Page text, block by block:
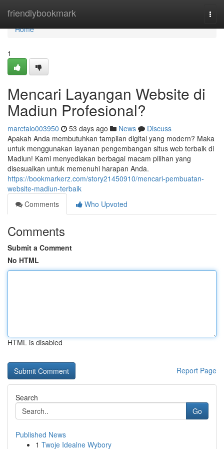
friendlybookmark
Home
Home
1
Mencari Layangan Website di
Madiun Profesional?
marctalo003950 53 days ago News
Discuss
Apakah Anda membutuhkan tampilan digital yang modern? Maka
untuk menggunakan layanan pengembangan situs web terbaik di
Madiun! Kami menyediakan berbagai macam pilihan yang
disesuaikan untuk memenuhi harapan Anda.
https://bookmarkerz.com/story21450910/mencari-pembuatan-
website-madiun-terbaik
Comments
Who Upvoted
Comments
Submit a Comment
No HTML
HTML is disabled
Report Page
Search
Go
Published News
1 Twoje Idealne Wybory